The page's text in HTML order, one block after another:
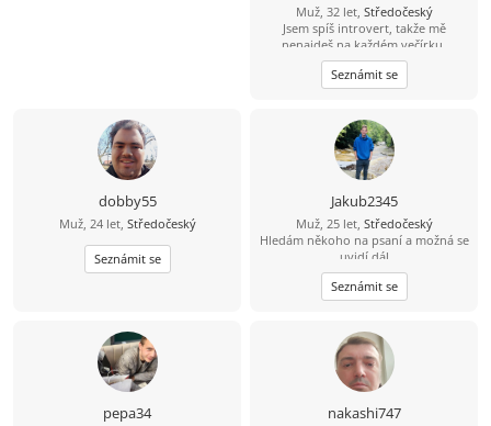
Muž, 32 let, Středočeský
Jsem spíš introvert, takže mě
nenajdeš na každém večírku.
Mnohem raději si užiju pohodový
večer, procházku nebo hezký výlet.
Hledám holku, se kterou nám bude
si budeme rozumět, všechno ostatní
přijde samo
Seznámit se
dobby55
Muž, 24 let, Středočeský
Seznámit se
Jakub2345
Muž, 25 let, Středočeský
Hledám někoho na psaní a možná se
uvidí dál
Seznámit se
pepa34 nakashi747